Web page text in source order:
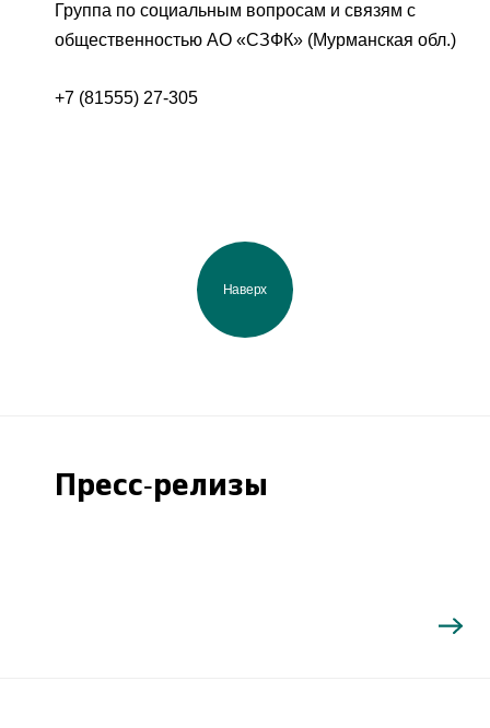
Группа по социальным вопросам и связям с
общественностью АО «СЗФК» (Мурманская обл.)
+7 (81555) 27-305
Наверх
Пресс-релизы